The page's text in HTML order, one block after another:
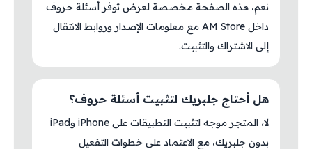
نعم، هذه الصفحة مخصصة لعرض توفر أسئلة حروف
داخل AM Store مع معلومات الإصدار وروابط الانتقال
إلى الاشتراك والتثبيت.
هل أحتاج جلبريك لتثبيت أسئلة حروف؟
لا، المتجر موجه لتثبيت التطبيقات على iPhone وiPad
بدون جلبريك، مع الاعتماد على خطوات التفعيل